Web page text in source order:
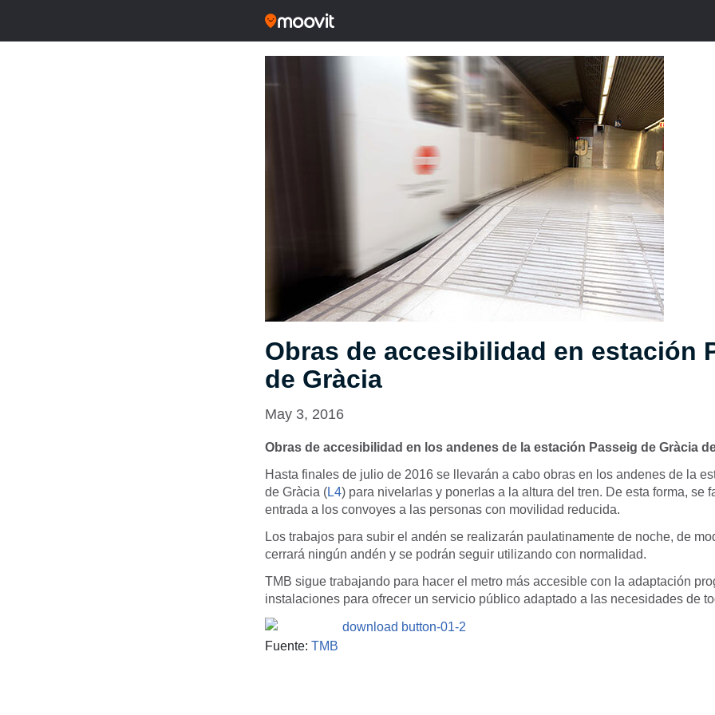
Obras de accesibilidad en estación
de Gràcia
May 3, 2016
Obras de accesibilidad en los andenes de la estación Passeig de Gràcia
Hasta finales de julio de 2016 se llevarán a cabo obras en los andenes de la
de Gràcia (L4) para nivelarlas y ponerlas a la altura del tren. De esta forma, se
entrada a los convoyes a las personas con movilidad reducida.
Los trabajos para subir el andén se realizarán paulatinamente de noche, de
cerrará ningún andén y se podrán seguir utilizando con normalidad.
TMB sigue trabajando para hacer el metro más accesible con la adaptación
instalaciones para ofrecer un servicio público adaptado a las necesidades de
Fuente: TMB